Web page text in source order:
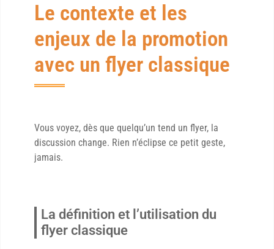
Le contexte et les
enjeux de la promotion
avec un flyer classique
Vous voyez, dès que quelqu’un tend un flyer, la
discussion change. Rien n’éclipse ce petit geste,
jamais.
La définition et l’utilisation du
flyer classique